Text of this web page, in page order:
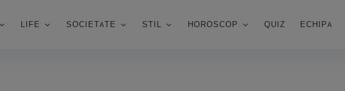
LIFE SOCIETATE STIL HOROSCOP QUIZ ECHIPA